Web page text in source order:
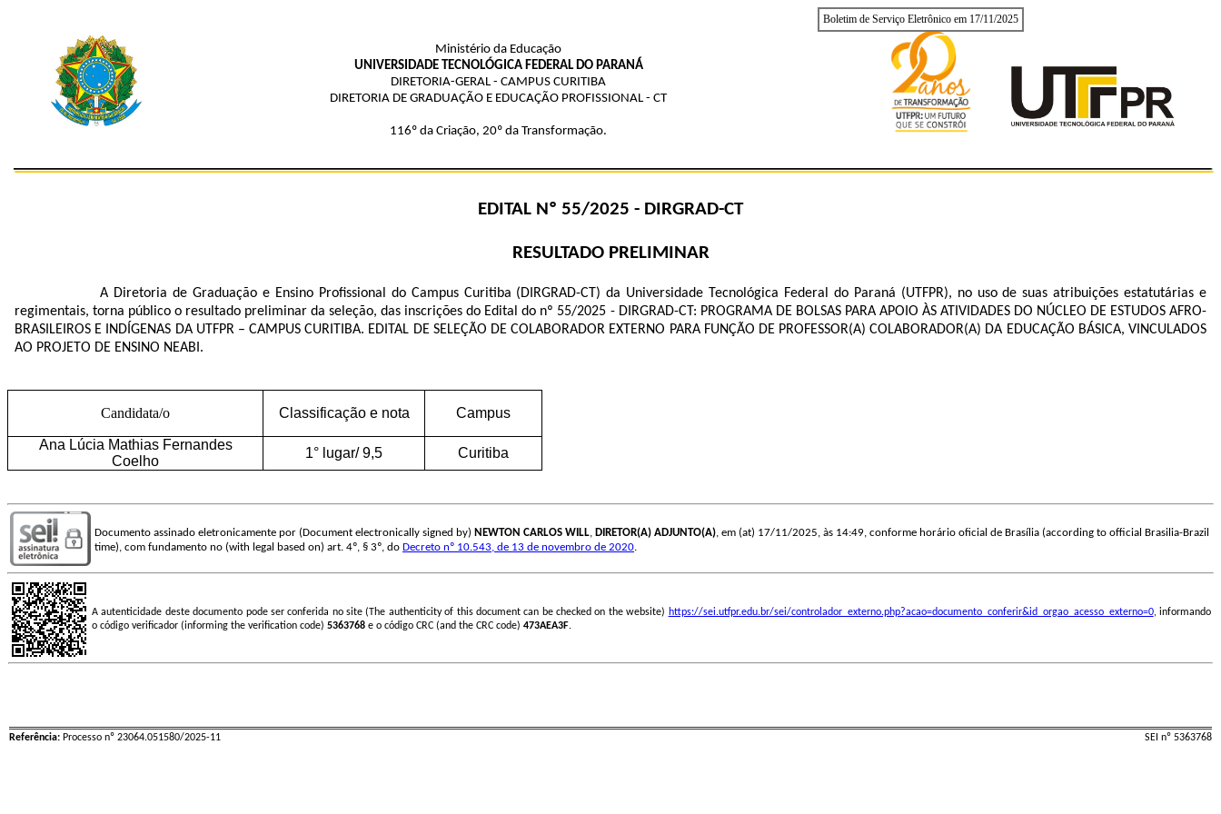
Boletim de Serviço Eletrônico em 17/11/2025
Ministério da Educação
UNIVERSIDADE TECNOLÓGICA FEDERAL DO PARANÁ
DIRETORIA-GERAL - CAMPUS CURITIBA
DIRETORIA DE GRADUAÇÃO E EDUCAÇÃO PROFISSIONAL - CT
116º da Criação, 20º da Transformação.
EDITAL Nº 55/2025 - DIRGRAD-CT
RESULTADO PRELIMINAR
A Diretoria de Graduação e Ensino Profissional do Campus Curitiba (DIRGRAD-CT) da Universidade Tecnológica Federal do Paraná (UTFPR), no uso de suas atribuições estatutárias e
regimentais, torna público o resultado preliminar da seleção, das inscrições do Edital do nº 55/2025 - DIRGRAD-CT: PROGRAMA DE BOLSAS PARA APOIO ÀS ATIVIDADES DO NÚCLEO DE ESTUDOS AFRO-
BRASILEIROS E INDÍGENAS DA UTFPR – CAMPUS CURITIBA. EDITAL DE SELEÇÃO DE COLABORADOR EXTERNO PARA FUNÇÃO DE PROFESSOR(A) COLABORADOR(A) DA EDUCAÇÃO BÁSICA, VINCULADOS
AO PROJETO DE ENSINO NEABI.
Candidata/o Classificação e nota Campus
Ana Lúcia Mathias Fernandes
Coelho
1° lugar/ 9,5 Curitiba
Documento assinado eletronicamente por (Document electronically signed by) NEWTON CARLOS WILL, DIRETOR(A) ADJUNTO(A), em (at) 17/11/2025, às 14:49, conforme horário oficial de Brasília (according to official Brasilia-Brazil
time), com fundamento no (with legal based on) art. 4º, § 3º, do Decreto nº 10.543, de 13 de novembro de 2020.
A autenticidade deste documento pode ser conferida no site (The authenticity of this document can be checked on the website) https://sei.utfpr.edu.br/sei/controlador_externo.php?acao=documento_conferir&id_orgao_acesso_externo=0, informando
o código verificador (informing the verification code) 5363768 e o código CRC (and the CRC code) 473AEA3F.
Referência: Processo nº 23064.051580/2025-11 SEI nº 5363768